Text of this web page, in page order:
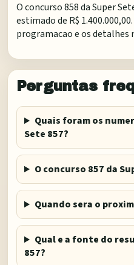
O concurso 858 da Super
estimado de R$
programacao e os detalhes
Perguntas
Quais foram os
Sete 857?
O concurso 857 da
Quando sera o
Qual e a fonte do
857?